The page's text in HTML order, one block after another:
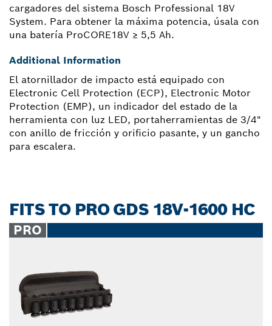
cargadores del sistema Bosch Professional 18V
System. Para obtener la máxima potencia, úsala con
una batería ProCORE18V ≥ 5,5 Ah.
Additional Information
El atornillador de impacto está equipado con
Electronic Cell Protection (ECP), Electronic Motor
Protection (EMP), un indicador del estado de la
herramienta con luz LED, portaherramientas de 3/4"
con anillo de fricción y orificio pasante, y un gancho
para escalera.
FITS TO PRO GDS 18V-1600 HC
PRO